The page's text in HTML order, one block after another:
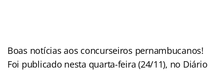
Boas notícias aos concurseiros pernambucanos!
Foi publicado nesta quarta-feira (24/11), no Diário